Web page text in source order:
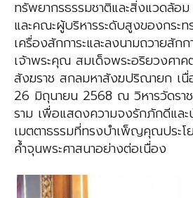
ทรัพยากรธรรมชาติและสิ่งแวดล้อ
และคณะผู้บริหารระดับสูงของกระ
เครื่องสักการะและลงนามถวายสัก
เจ้าพระคุณ สมเด็จพระอริยวงศา
สังฆราช สกลมหาสังฆปริณายก เนื่
26 มิถุนายน 2568 ณ วิหารวัดรา
ราม เพื่อแสดงความจงรักภักดีและ
เมตตาธรรมที่ทรงบำเพ็ญคุณประ
ค้ำจุนพระศาสนาอย่างต่อเนื่อง